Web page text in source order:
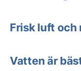
Frisk luft och
Vatten är